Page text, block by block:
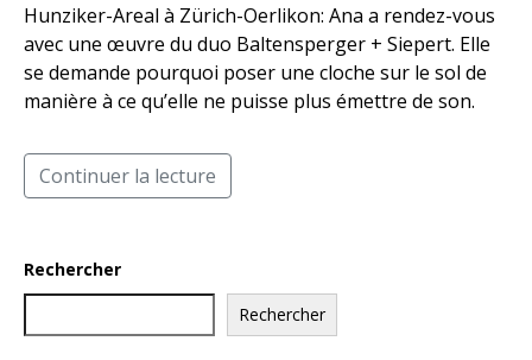
Hunziker-Areal à Zürich-Oerlikon: Ana a rendez-vous
avec une œuvre du duo Baltensperger + Siepert. Elle
se demande pourquoi poser une cloche sur le sol de
manière à ce qu’elle ne puisse plus émettre de son.
Continuer la lecture
Rechercher
Rechercher